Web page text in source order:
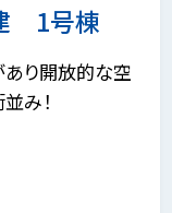
1号棟
り開放的な空
み！